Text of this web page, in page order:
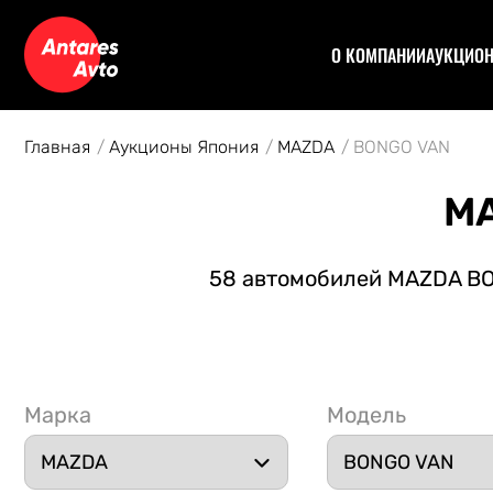
О КОМПАНИИ
Главная Аукционы Япония MAZDA BONGO VAN
58 автомобилей MAZDA
Марка Модель